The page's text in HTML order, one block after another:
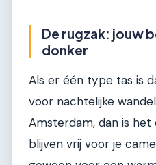
De rugzak: jouw
donker
Als er één type tas is
voor nachtelijke
Amsterdam, dan is het
blijven vrij voor je